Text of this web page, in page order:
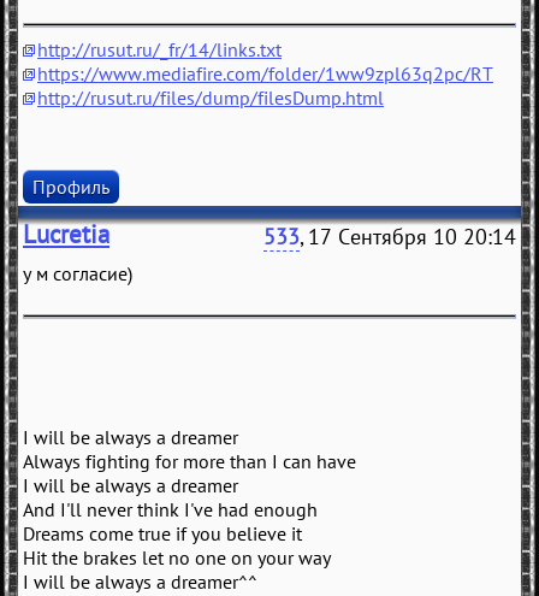
http://rusut.ru/_fr/14/links.txt
https://www.mediafire.com/folder/1ww9zpl63q2pc/RT
http://rusut.ru/files/dump/filesDump.html
Профиль
Lucretia 533, 17 Сентября 10 20:14
у м согласие)
I will be always a dreamer
Always fighting for more than I can have
I will be always a dreamer
And I'll never think I've had enough
Dreams come true if you believe it
Hit the brakes let no one on your way
I will be always a dreamer^^